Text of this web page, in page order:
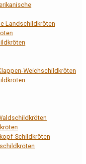
Landschildkröten
Weichschildkröten
Schildkröten